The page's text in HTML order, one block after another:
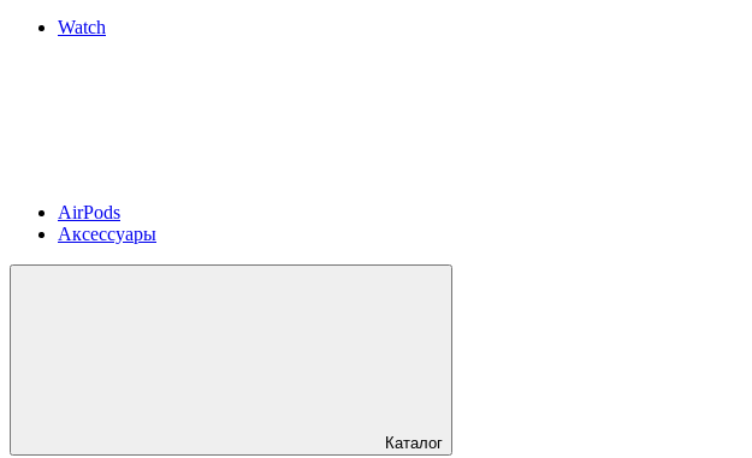
Watch
AirPods
Аксессуары
Каталог